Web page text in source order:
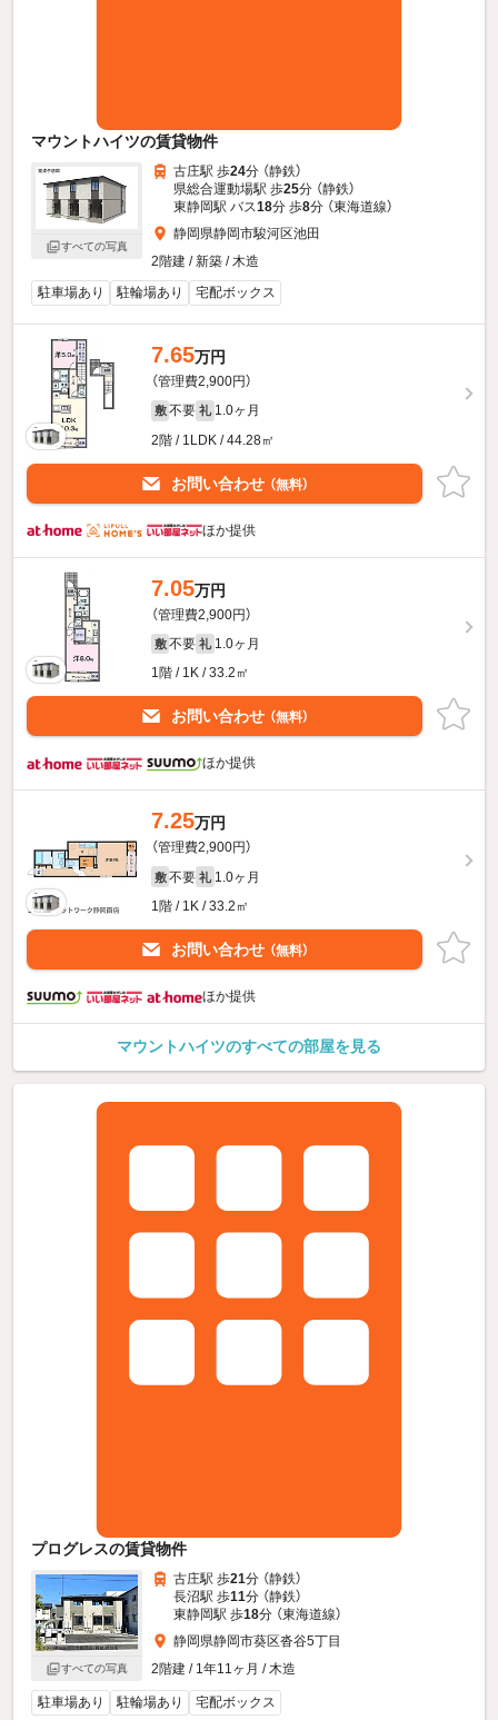
マウントハイツの賃貸物件
すべての写真
古庄駅 歩24分 （静鉄）
県総合運動場駅 歩25分 （静鉄）
東静岡駅 バス18分 歩8分 （東海道線）
静岡県静岡市駿河区池田
2階建 / 新築 / 木造
駐車場あり
駐輪場あり 宅配ボックス
7.65万円
（管理費2,900円）
敷 不要 礼 1.0ヶ月
2階 / 1LDK / 44.28㎡
お問い合わせ （無料）
ほか提供
7.05万円
（管理費2,900円）
敷 不要 礼 1.0ヶ月
1階 / 1K / 33.2㎡
お問い合わせ （無料）
ほか提供
7.25万円
（管理費2,900円）
敷 不要 礼 1.0ヶ月
1階 / 1K / 33.2㎡
お問い合わせ （無料）
ほか提供
マウントハイツのすべての部屋を見る
プログレスの賃貸物件
すべての写真
古庄駅 歩21分 （静鉄）
長沼駅 歩11分 （静鉄）
東静岡駅 歩18分 （東海道線）
静岡県静岡市葵区沓谷5丁目
2階建 / 1年11ヶ月 / 木造
駐車場あり 駐輪場あり 宅配ボックス